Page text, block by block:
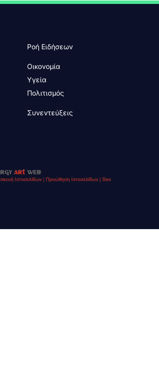
Ροή Ειδήσεων
Οικονομία
Υγεία
Πολιτισμός
Συνεντεύξεις